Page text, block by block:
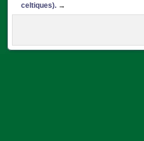
celtiques). →